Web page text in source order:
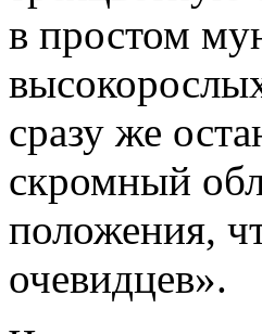
в простом
сразу же
скромный
положения,
очевидцев».